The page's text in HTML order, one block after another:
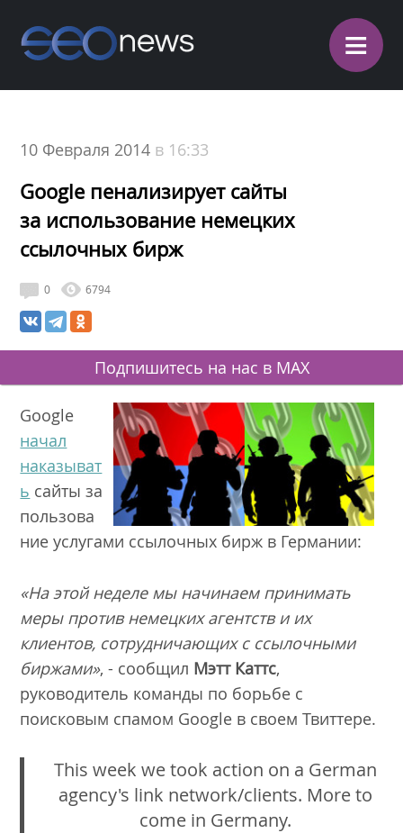
≡
10 Февраля 2014 в 16:33
Google пенализирует сайты
за использование немецких
ссылочных бирж
0 6794
Подпишитесь на нас в MAX
Google
начал
наказыват
ь сайты за
пользова
ние услугами ссылочных бирж в Германии:
«На этой неделе мы начинаем принимать
меры против немецких агентств и их
клиентов, сотрудничающих с ссылочными
биржами», - сообщил Мэтт Каттс,
руководитель команды по борьбе с
поисковым спамом Google в своем Твиттере.
This week we took action on a German
agency's link network/clients. More to
come in Germany.